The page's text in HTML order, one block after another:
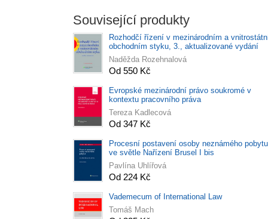
Související produkty
Rozhodčí řízení v mezinárodním a
obchodním styku, 3., aktualizované vydání
Naděžda Rozehnalová
Od 550 Kč
Evropské mezinárodní právo soukromé v
kontextu pracovního práva
Tereza Kadlecová
Od 347 Kč
Procesní postavení osoby neznámého
ve světle Nařízení Brusel I bis
Pavlína Uhlířová
Od 224 Kč
Vademecum of International Law
Tomáš Mach